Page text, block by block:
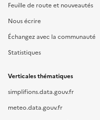
Feuille de route et nouveautés
Nous écrire
Échangez avec la communauté
Statistiques
Verticales thématiques
simplifions.data.gouv.fr
meteo.data.gouv.fr